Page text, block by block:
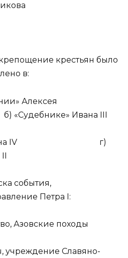
крестьян было
в:
Алексея
Ивана III
Ивана IV г)
события,
Петра I:
Азовские походы
учреждение Славяно-